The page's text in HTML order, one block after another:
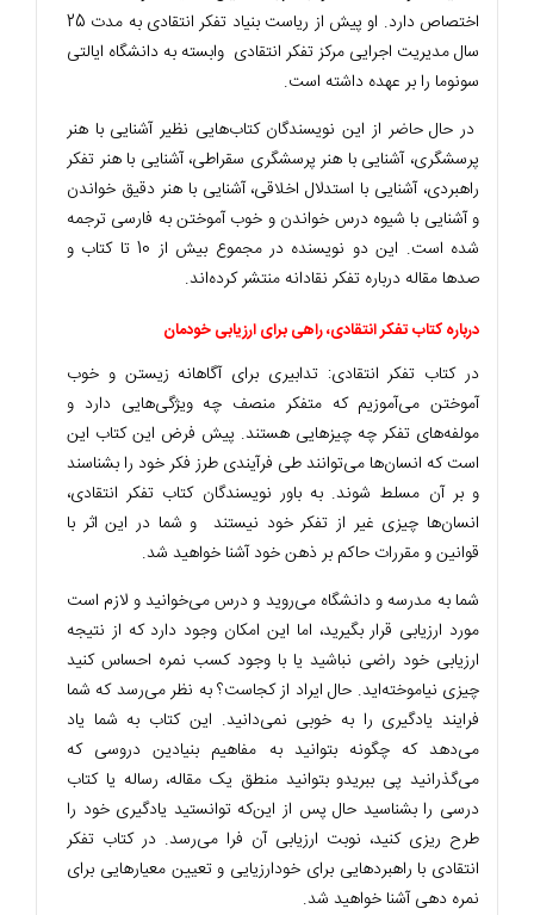
اختصاص دارد. او پیش از ریاست بنیاد تفکر انتقادی به مدت 25
سال مدیریت اجرایی مرکز تفکر انتقادی وابسته به دانشگاه ایالتی
سونوما را بر عهده داشته است.
در حال حاضر از این نویسندگان کتاب‌هایی نظیر آشنایی با هنر
پرسشگری، آشنایی با هنر پرسشگری سقراطی، آشنایی با هنر تفکر
راهبردی، آشنایی با استدلال اخلاقی، آشنایی با هنر دقیق خواندن
و آشنایی با شیوه درس خواندن و خوب آموختن به فارسی ترجمه
شده است. این دو نویسنده در مجموع بیش از 10 تا کتاب و
صدها مقاله درباره تفکر نقادانه منتشر کرده‌اند.
درباره کتاب تفکر انتقادی، راهی برای ارزیابی خودمان
در کتاب تفکر انتقادی: تدابیری برای آگاهانه زیستن و خوب
آموختن می‌آموزیم که متفکر منصف چه ویژگی‌هایی دارد و
مولفه‌های تفکر چه چیزهایی هستند. پیش فرض این کتاب این
است که انسان‌ها می‌توانند طی فرآیندی طرز فکر خود را بشناسند
و بر آن مسلط شوند. به باور نویسندگان کتاب تفکر انتقادی،
انسان‌ها چیزی غیر از تفکر خود نیستند و شما در این اثر با
قوانین و مقررات حاکم بر ذهن خود آشنا خواهید شد.
شما به مدرسه و دانشگاه می‌روید و درس می‌خوانید و لازم است
مورد ارزیابی قرار بگیرید، اما این امکان وجود دارد که از نتیجه
ارزیابی خود راضی نباشید یا با وجود کسب نمره احساس کنید
چیزی نیاموخته‌اید. حال ایراد از کجاست؟ به نظر می‌رسد که شما
فرایند یادگیری را به خوبی نمی‌دانید. این کتاب به شما یاد
می‌دهد که چگونه بتوانید به مفاهیم بنیادین دروسی که
می‌گذرانید پی ببریدو بتوانید منطق یک مقاله، رساله یا کتاب
درسی را بشناسید حال پس از این‌که توانستید یادگیری خود را
طرح ریزی کنید، نوبت ارزیابی آن فرا می‌رسد. در کتاب تفکر
انتقادی با راهبردهایی برای خودارزیایی و تعیین معیارهایی برای
نمره دهی آشنا خواهید شد.